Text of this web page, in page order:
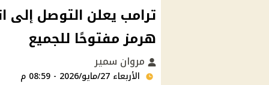
ترامب يعلن التوصل إلى
هرمز مفتوحًا للجميع
مروان سمير
الأربعاء 27/مايو/2026 - 08:59 م